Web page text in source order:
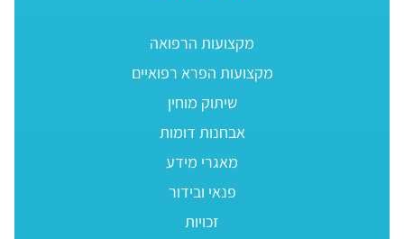
מקצועות הרפואה
מקצועות הפרא רפואיים
שיתוק מוחין
אבחנות דומות
מאגרי מידע
פנאי ובידור
זכויות